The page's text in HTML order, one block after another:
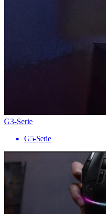
G3-Serie
G5-Serie